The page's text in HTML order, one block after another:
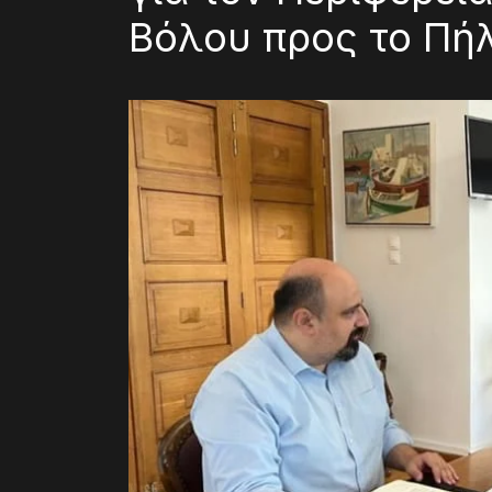
Βόλου προς το